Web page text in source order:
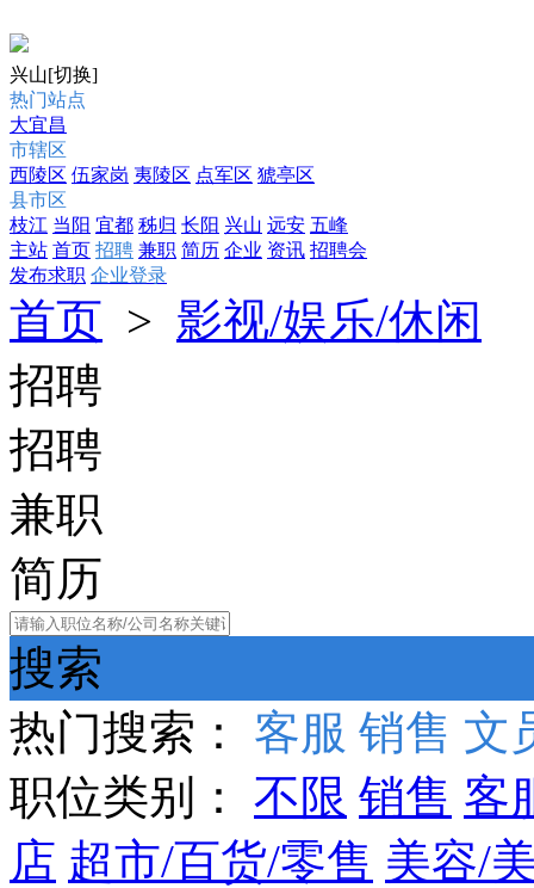
兴山[切换]
热门站点
大宜昌
市辖区
西陵区 伍家岗 夷陵区 点军区 猇亭区
县市区
枝江 当阳 宜都 秭归 长阳 兴山 远安 五峰
主站 首页 招聘 兼职 简历 企业 资讯 招聘会
发布求职 企业登录
首页 > 影视/娱乐/休闲
招聘
招聘
兼职
简历
搜索
热门搜索：
客服 销售 文
职位类别：
不限 销售 客
店 超市/百货/零售 美容/